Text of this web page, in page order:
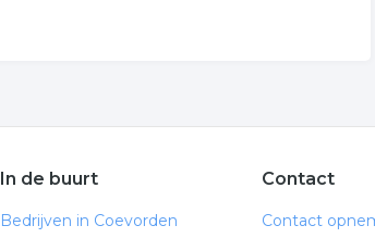
In de buurt
Bedrijven in Coevorden
Contact
Contact